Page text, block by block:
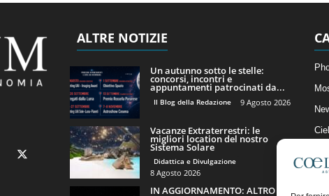
ALTRE NOTIZIE
Un autunno sotto le stelle:
concorsi, incontri e
appuntamenti patrocinati da...
Il Blog della Redazione 9 Agosto 2026
Vacanze Extraterrestri: le
migliori location del nostro
Sistema Solare
Didattica e Divulgazione
8 Agosto 2026
IN AGGIORNAMENTO: ALTRO Il